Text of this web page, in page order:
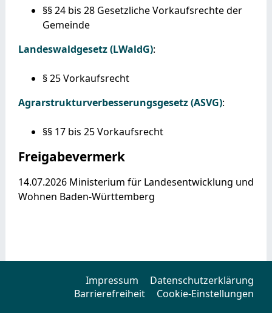
§§ 24 bis 28 Gesetzliche Vorkaufsrechte der
Gemeinde
Landeswaldgesetz (LWaldG):
§ 25 Vorkaufsrecht
Agrarstrukturverbesserungsgesetz (ASVG):
§§ 17 bis 25 Vorkaufsrecht
Freigabevermerk
14.07.2026 Ministerium für Landesentwicklung und
Wohnen Baden-Württemberg
Impressum
Datenschutzerklärung
Barrierefreiheit
Cookie-Einstellungen